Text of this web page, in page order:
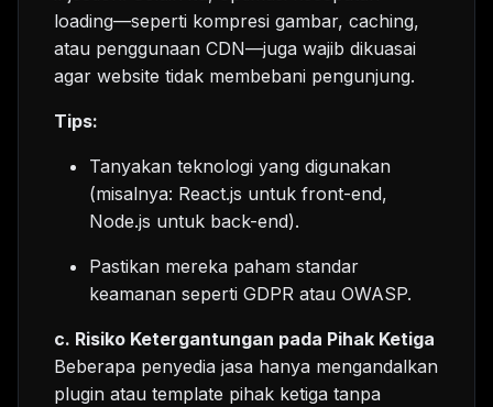
loading—seperti kompresi gambar, caching,
atau penggunaan CDN—juga wajib dikuasai
agar website tidak membebani pengunjung.
Tips:
Tanyakan teknologi yang digunakan
(misalnya: React.js untuk front-end,
Node.js untuk back-end).
Pastikan mereka paham standar
keamanan seperti GDPR atau OWASP.
c. Risiko Ketergantungan pada Pihak Ketiga
Beberapa penyedia jasa hanya mengandalkan
plugin atau template pihak ketiga tanpa